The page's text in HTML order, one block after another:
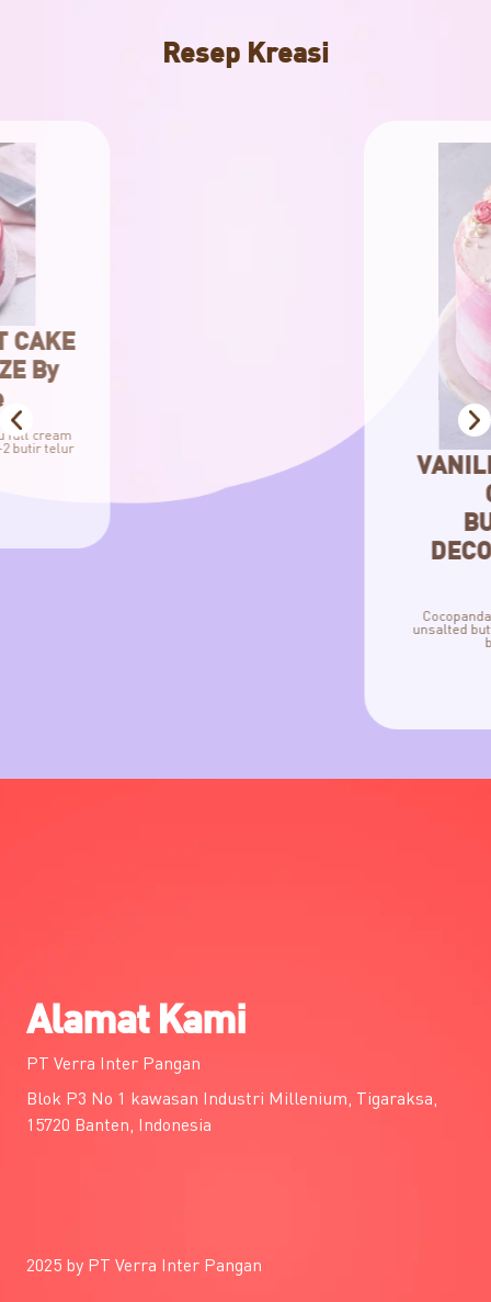
Resep Kreasi
VANILLA COCOPANDAN
DECORATION By Chef
Cocopandan Vanilla Cake Bahan 1: -240 g
unsalted butter -200 g gula pasir Bahan 2: -
Alamat Kami
PT Verra Inter Pangan
Blok P3 No 1 kawasan Industri Millenium, Tigaraksa,
15720 Banten, Indonesia
2025 by PT Verra Inter Pangan